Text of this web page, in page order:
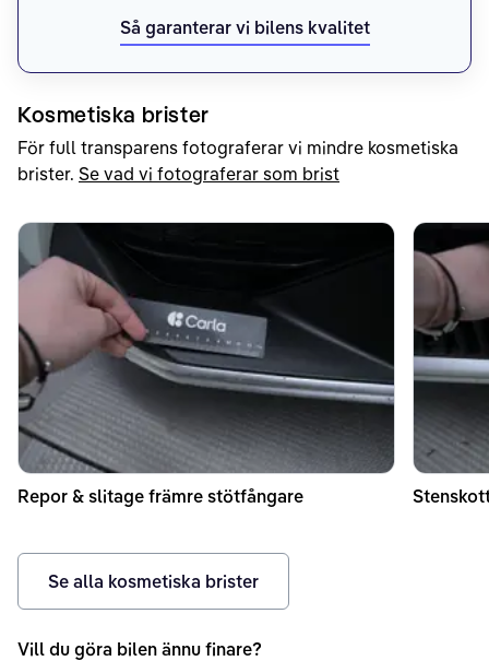
Så garanterar vi bilens kvalitet
Kosmetiska brister
För full transparens fotograferar vi mindre kosmetiska
brister. Se vad vi fotograferar som brist
Repor & slitage främre stötfångare
Se alla kosmetiska brister
Vill du göra bilen ännu finare?